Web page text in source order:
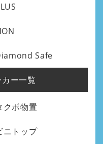
Safe
ー一覧
クボ物置
ニトップ